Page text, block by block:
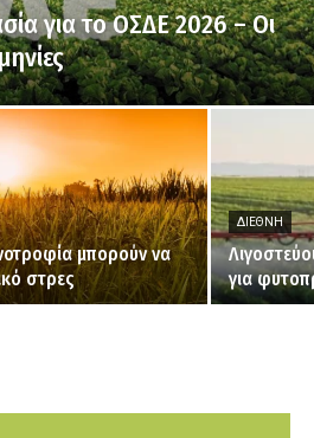
για το ΟΣΔΕ 2026 – Οι
μπορούν να
στρες
ΔΙΕΘΝΉ
για